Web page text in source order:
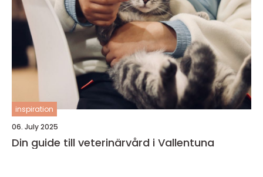
inspiration
06. July 2025
Din guide till veterinärvård i Vallentuna